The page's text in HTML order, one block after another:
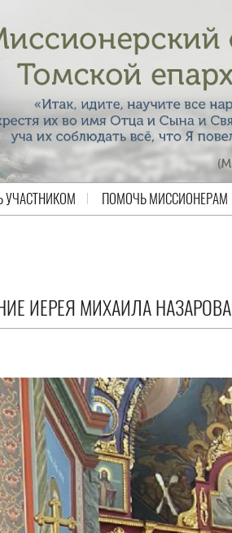
УЧАСТНИКОМ ПОМОЧЬ МИССИОНЕРАМ
ИЕРЕЯ МИХАИЛА НАЗАРОВА